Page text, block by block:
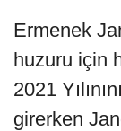
Ermenek
huzuru için
2021
girerken